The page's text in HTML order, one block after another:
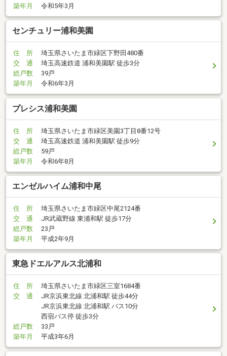
築年月
令和5年3月
センチュリー浦和美園
住 所
埼玉県さいたま市緑区下野田480番
交 通
埼玉高速鉄道 浦和美園駅 徒歩3分
総戸数
39戸
築年月
令和6年3月
プレシス浦和美園
住 所
埼玉県さいたま市緑区美園3丁目8番12号
交 通
埼玉高速鉄道 浦和美園駅 徒歩9分
総戸数
59戸
築年月
令和6年8月
エンゼルハイム浦和中尾
住 所
埼玉県さいたま市緑区中尾2124番
交 通
JR武蔵野線 東浦和駅 徒歩17分
総戸数
23戸
築年月
平成2年9月
東急ドエルアルス北浦和
住 所
埼玉県さいたま市緑区三室1684番
交 通
JR京浜東北線 北浦和駅 徒歩44分
JR京浜東北線 北浦和駅 バス10分
西宿バス停 徒歩3分
総戸数
33戸
築年月
平成3年6月